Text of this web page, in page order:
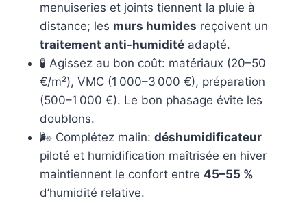
menuiseries et joints tiennent la pluie à
distance; les murs humides reçoivent un
traitement anti-humidité adapté.
🧪 Agissez au bon coût: matériaux (20–50
€/m²), VMC (1 000–3 000 €), préparation
(500–1 000 €). Le bon phasage évite les
doublons.
🌬️ Complétez malin: déshumidificateur
piloté et humidification maîtrisée en hiver
maintiennent le confort entre 45–55 %
d’humidité relative.